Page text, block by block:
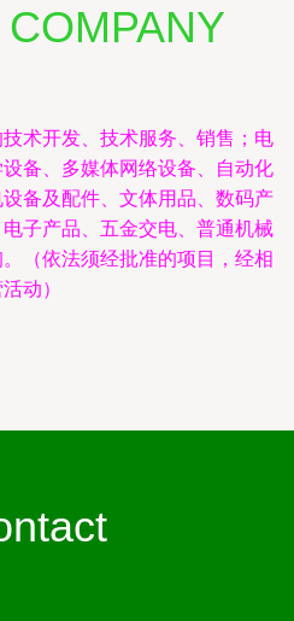
术开发、技术服务、销售；电
备、多媒体网络设备、自动化
备及配件、文体用品、数码产
子产品、五金交电、普通机械
（依法须经批准的项目，经相
动）